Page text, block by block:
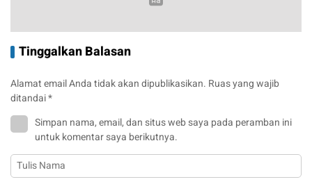
Tinggalkan Balasan
Alamat email Anda tidak akan dipublikasikan. Ruas yang wajib
ditandai*
Simpan nama, email, dan situs web saya pada peramban ini
untuk komentar saya berikutnya.